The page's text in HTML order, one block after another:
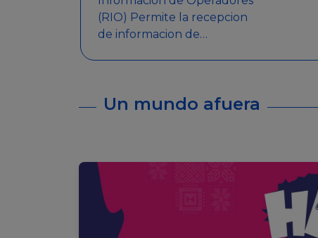
(RIO) Permite la recepcion
de informacion de
significativos, entre otros.
Un mundo afuera